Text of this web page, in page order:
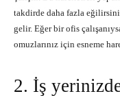
takdirde daha fazla
gelir. Eğer bir ofis
omuzlarınız için esneme
2. İş